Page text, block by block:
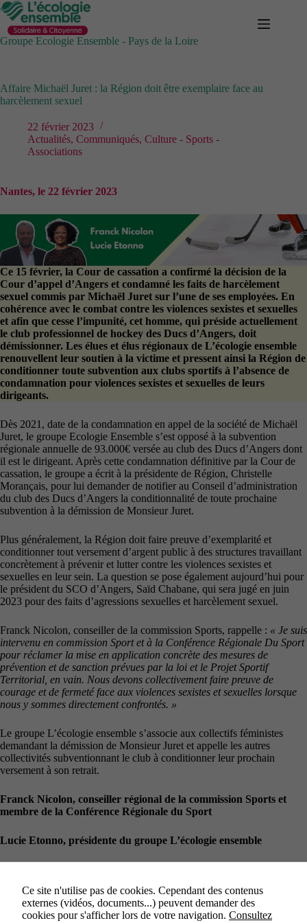
Passer
au
contenu
Groupe Ecologie Ensemble - Pays de la Loire
Affaire Michaël Juret : la Région doit être exemplaire face au
harcèlement sexuel
22 février 2023
Actualités, Communiqués, Culture - Sports -
Associations
Nantes, le 22 février 2023
Ce 15 février, la Cour de cassation a confirmé la décision de la
Cour d’appel d’Angers et condamné les faits de harcèlement
sexuel commis par Michaël Juret sur l’une de ses employées. En
cohérence avec le combat contre les violences sexistes et sexuelles
et afin que cesse l’impunité, cet homme, qui préside actuellement
le club professionnel de hockey des Ducs d’Angers, doit
démissionner. Les élues et élus régionaux de L’écologie ensemble
renouvellent leur soutien à la victime et pressent ainsi la Région de
conditionner toute subvention aux clubs sportifs à l’absence de
condamnation pour violences sexistes et sexuelles de leurs
dirigeants.
Dès 2021, date de la condamnation en appel de la société de Michaël
Juret, le groupe Ecologie Ensemble s’est opposé à la subvention
régionale annuelle de 93.000€ versée au club des Ducs d’Angers dont
il est le dirigeant. Après cette condamnation définitive par la Cour de
cassation, le groupe a écrit à la présidente de Région, Christelle
Morançais, pour lui demander de notifier au Conseil d’administration
du club des Ducs d’Angers la conditionnalité de toute prochaine
subvention à la démission de Monsieur Juret.
Plus généralement, la Région doit faire preuve d’exemplarité et
conditionner tout versement d’argent public à des structures travaillant
concrètement à prévenir et lutter contre les violences sexistes et
sexuelles en leur sein. La question se pose également aujourd’hui pour
le président du SCO d’Angers, Saïd Chabane, qui sera jugé en juin
2023 pour des faits d’agressions sexuelles et harcèlement sexuel.
Franck Nicolon, conseiller de la commission Sports, rappelle : « Je suis
intervenu en commission Sport et à la Conférence Régionale Du Sport
pour réclamer la mise en application concrète des mesures de
prévention et de sanction prévues par la loi et le Projet Sportif
Territorial, en vain. Nous devons collectivement faire preuve de
courage et de fermeté face aux violences sexistes et sexuelles lorsque
nous y sommes directement confrontés. »
Le groupe L’écologie ensemble s’associe aux collectifs féministes
demandant la démission de Monsieur Juret et appelle les autres
collectivités subventionnant le club à conditionner leur prochain
versement à son retrait.
Franck Nicolon, conseiller régional de la commission Sports et
membre de la Conférence Régionale du Sport
Lucie Etonno, présidente du groupe L’écologie ensemble
Ce site n'utilise pas de cookies. Cependant des contenus
externes (vidéos, documents...) peuvent demander des
cookies pour s'afficher lors de votre navigation. Consultez